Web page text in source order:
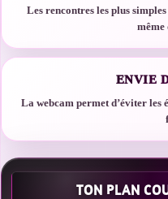
Les rencontres les plus
même
ENVIE
La webcam permet d’éviter les
TON PLAN